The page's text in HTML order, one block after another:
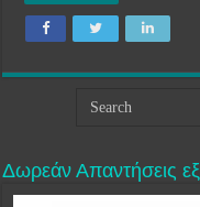
Δωρεάν Απαντήσεις